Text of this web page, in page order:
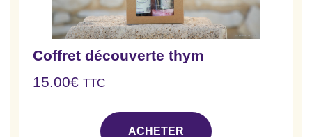
Coffret découverte thym
15.00€ TTC
ACHETER